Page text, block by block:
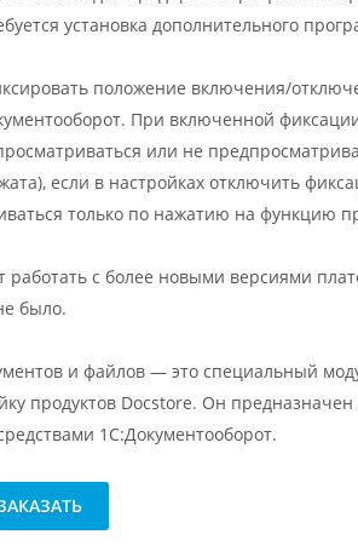
установка дополнительного
положение включения/
При включенной
или не
если в настройках отключить
только по нажатию на функцию
работать с более новыми версиями
было.
и файлов — это специальный
продуктов Docstore. Он
1С:Документооборот.